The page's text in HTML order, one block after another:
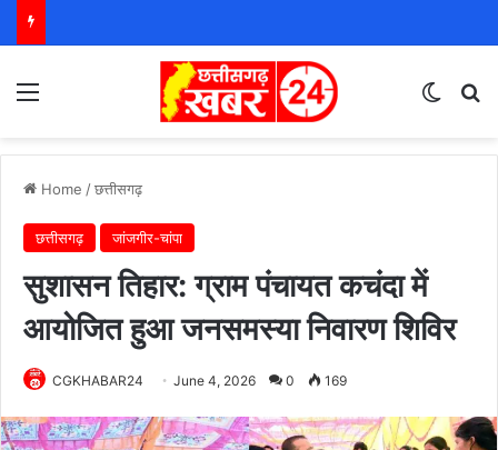
Home /छत्तीसगढ़
छत्तीसगढ़ जांजगीर-चांपा
सुशासन तिहार: ग्राम पंचायत कचंदा में
आयोजित हुआ जनसमस्या निवारण शिविर
CGKHABAR24 June 4, 2026 0 169